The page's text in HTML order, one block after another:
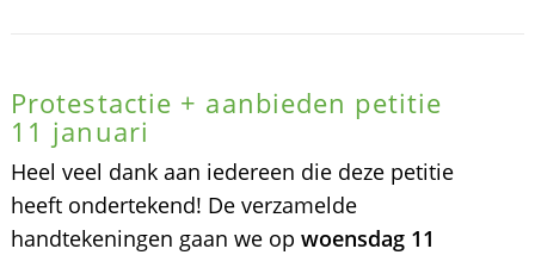
Protestactie + aanbieden petitie
11 januari
Heel veel dank aan iedereen die deze petitie
heeft ondertekend! De verzamelde
handtekeningen gaan we op woensdag 11